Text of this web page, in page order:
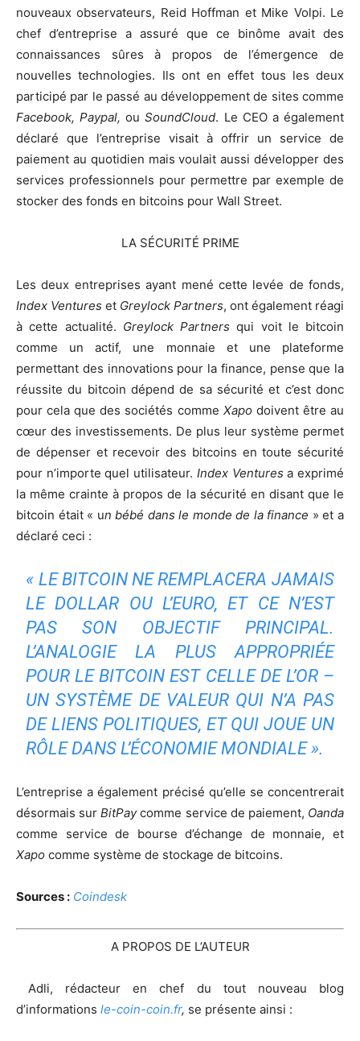
nouveaux observateurs, Reid Hoffman et Mike Volpi. Le
chef d’entreprise a assuré que ce binôme avait des
connaissances sûres à propos de l’émergence de
nouvelles technologies. Ils ont en effet tous les deux
participé par le passé au développement de sites comme
Facebook, Paypal, ouSoundCloud. Le CEO a également
déclaré que l’entreprise visait à offrir un service de
paiement au quotidien mais voulait aussi développer des
services professionnels pour permettre par exemple de
stocker des fonds en bitcoins pour Wall Street.
LA SÉCURITÉ PRIME
Les deux entreprises ayant mené cette levée de fonds,
Index Ventures et Greylock Partners, ont également réagi
à cette actualité. Greylock Partners qui voit le bitcoin
comme un actif, une monnaie et une plateforme
permettant des innovations pour la finance, pense que la
réussite du bitcoin dépend de sa sécurité et c’est donc
pour cela que des sociétés comme Xapodoivent être au
cœur des investissements. De plus leur système permet
de dépenser et recevoir des bitcoins en toute sécurité
pour n’importe quel utilisateur. Index Ventures a exprimé
la même crainte à propos de la sécurité en disant que le
bitcoin était « un bébé dans le monde de la finance » et a
déclaré ceci :
« LE BITCOIN NE REMPLACERA JAMAIS
LE DOLLAR OU L’EURO, ET CE N’EST
PAS SON OBJECTIF PRINCIPAL.
L’ANALOGIE LA PLUS APPROPRIÉE
POUR LE BITCOIN EST CELLE DE L’OR –
UN SYSTÈME DE VALEUR QUI N’A PAS
DE LIENS POLITIQUES, ET QUI JOUE UN
RÔLE DANS L’ÉCONOMIE MONDIALE ».
L’entreprise a également précisé qu’elle se concentrerait
désormais surBitPaycomme service de paiement, Oanda
comme service de bourse d’échange de monnaie, et
Xapo comme système de stockage de bitcoins.
Sources : Coindesk
A PROPOS DE L’AUTEUR
Adli, rédacteur en chef du tout nouveau blog
d’informations le-coin-coin.fr, se présente ainsi :